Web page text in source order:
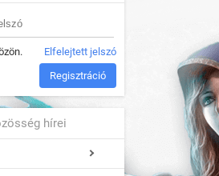
Elfelejtett jelszó
Regisztráció
hírei